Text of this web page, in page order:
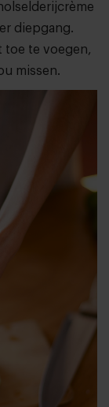
diepgang.
toe te voegen,
missen.